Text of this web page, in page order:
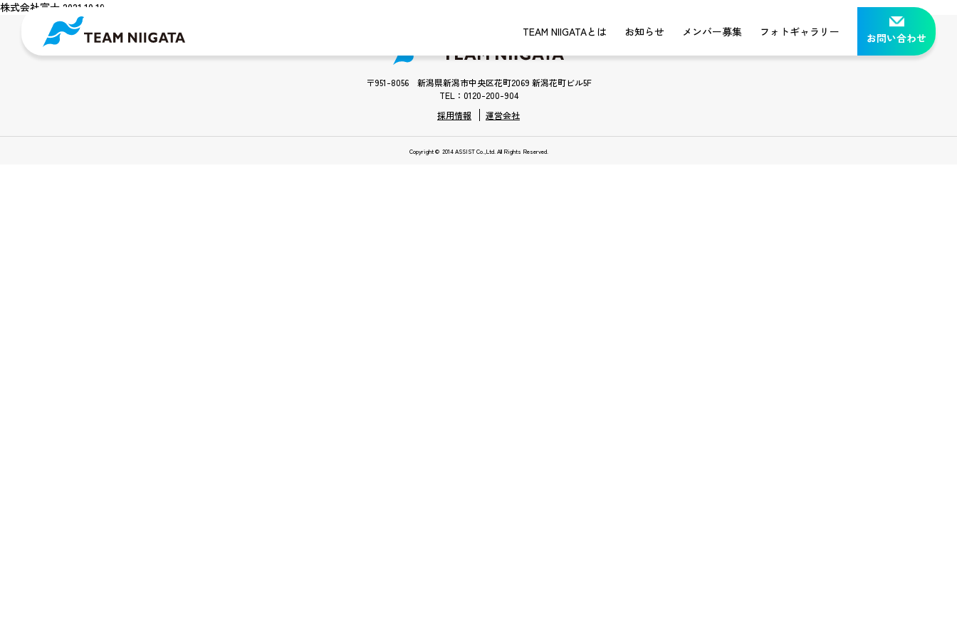
TEAM NIIGATAとは お知らせ メンバー募集 フォトギャラリー お問い合わせ
株式会社富士 2021.10.19
〒951-8056 新潟県新潟市中央区花町2069 新潟花町ビル5F
TEL：0120-200-904
採用情報
運営会社
Copyright © 2014 ASSIST Co.,Ltd. All Rights Reserved.